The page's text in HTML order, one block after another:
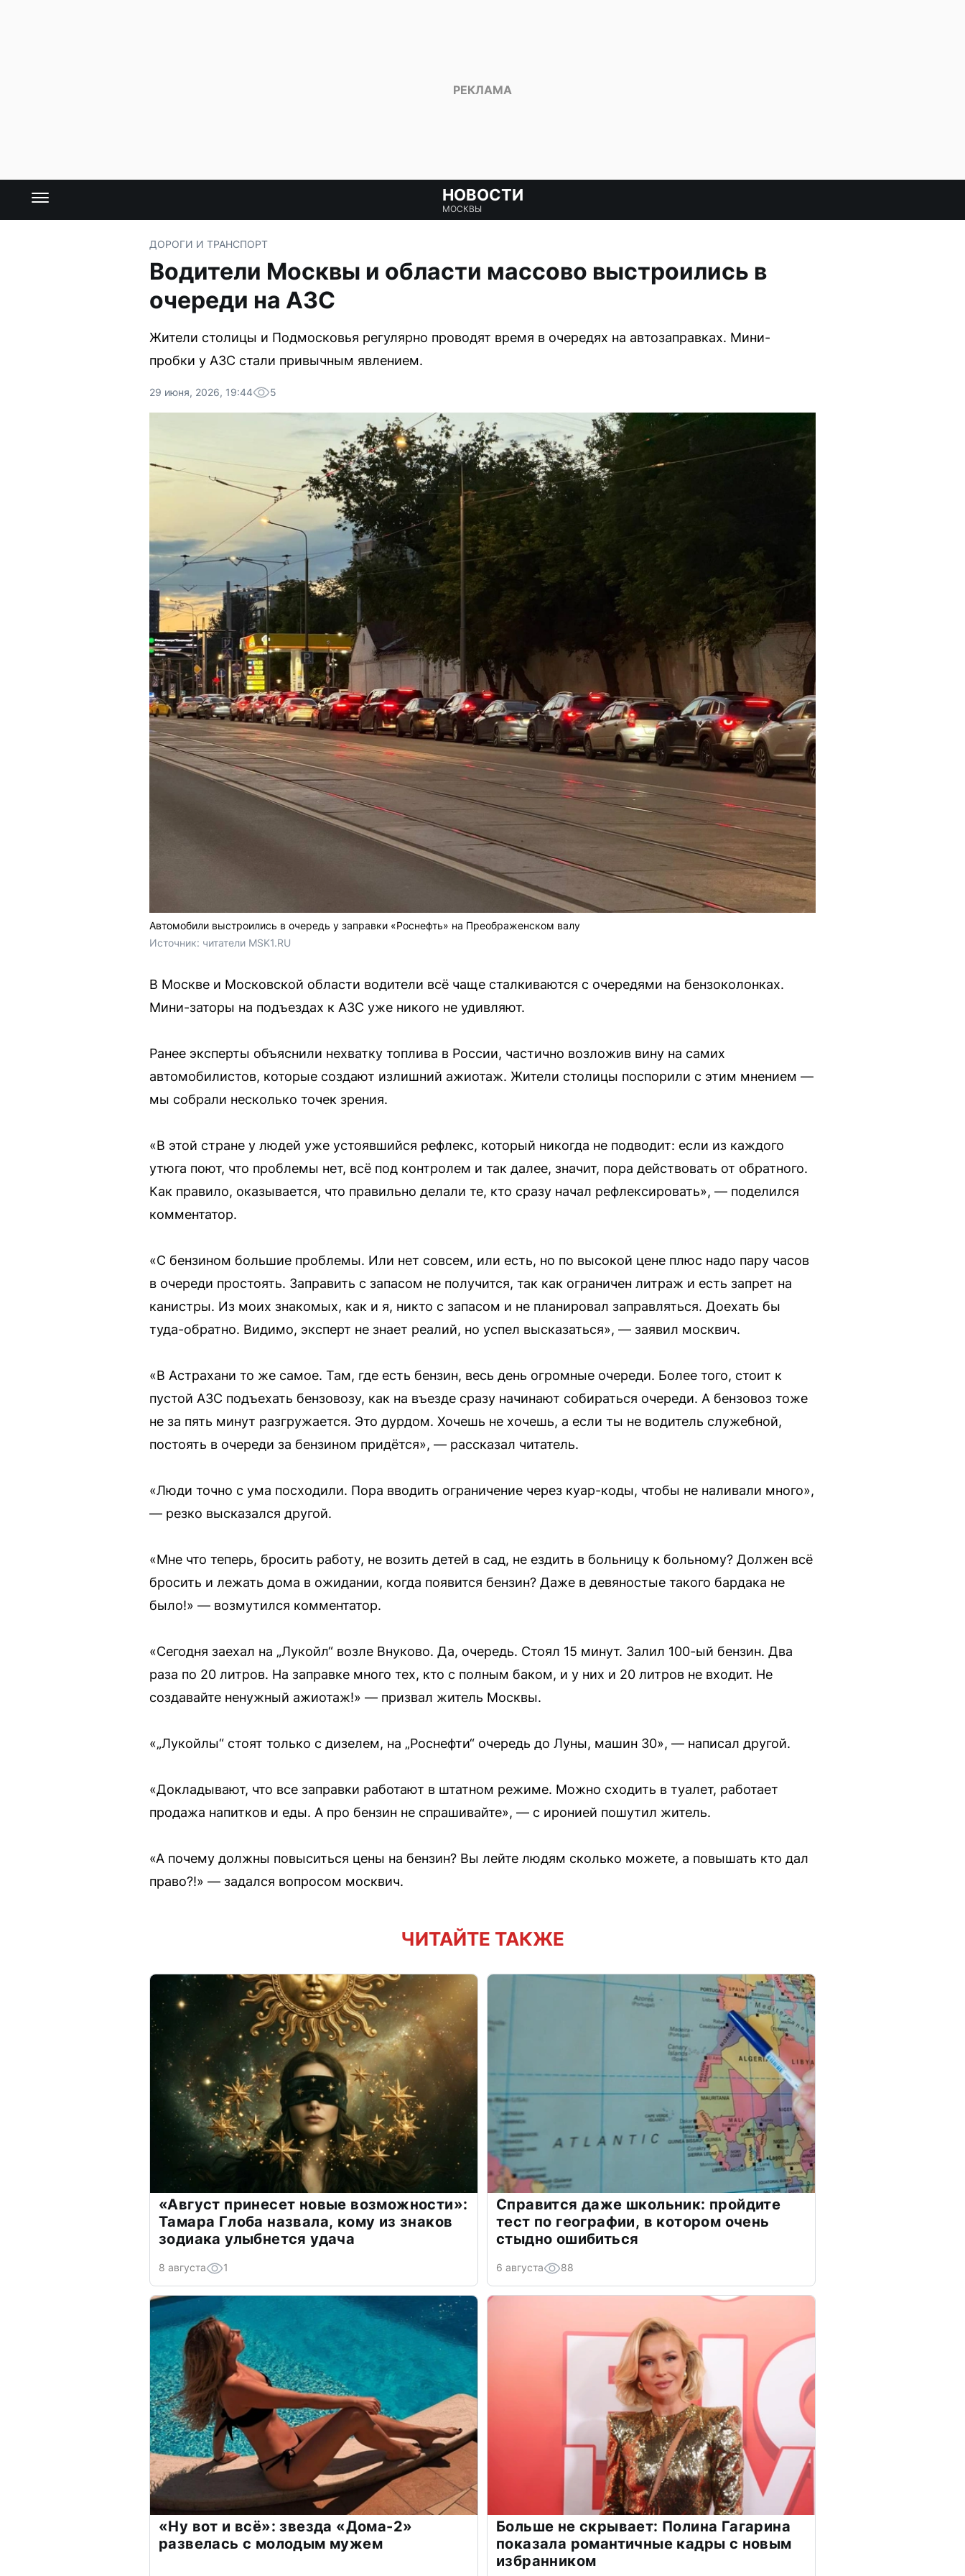
НОВОСТИ
МОСКВЫ
ДОРОГИ И ТРАНСПОРТ
Водители Москвы и области массово выстроились в
очереди на АЗС
Жители столицы и Подмосковья регулярно проводят время в очередях на автозаправках. Мини-
пробки у АЗС стали привычным явлением.
29 июня, 2026, 19:44 5
Автомобили выстроились в очередь у заправки «Роснефть» на Преображенском валу
Источник: читатели MSK1.RU
В Москве и Московской области водители всё чаще сталкиваются с очередями на бензоколонках.
Мини-заторы на подъездах к АЗС уже никого не удивляют.
Ранее эксперты объяснили нехватку топлива в России, частично возложив вину на самих
автомобилистов, которые создают излишний ажиотаж. Жители столицы поспорили с этим мнением —
мы собрали несколько точек зрения.
«В этой стране у людей уже устоявшийся рефлекс, который никогда не подводит: если из каждого
утюга поют, что проблемы нет, всё под контролем и так далее, значит, пора действовать от обратного.
Как правило, оказывается, что правильно делали те, кто сразу начал рефлексировать», — поделился
комментатор.
«С бензином большие проблемы. Или нет совсем, или есть, но по высокой цене плюс надо пару часов
в очереди простоять. Заправить с запасом не получится, так как ограничен литраж и есть запрет на
канистры. Из моих знакомых, как и я, никто с запасом и не планировал заправляться. Доехать бы
туда-обратно. Видимо, эксперт не знает реалий, но успел высказаться», — заявил москвич.
«В Астрахани то же самое. Там, где есть бензин, весь день огромные очереди. Более того, стоит к
пустой АЗС подъехать бензовозу, как на въезде сразу начинают собираться очереди. А бензовоз тоже
не за пять минут разгружается. Это дурдом. Хочешь не хочешь, а если ты не водитель служебной,
постоять в очереди за бензином придётся», — рассказал читатель.
«Люди точно с ума посходили. Пора вводить ограничение через куар-коды, чтобы не наливали много»,
— резко высказался другой.
«Мне что теперь, бросить работу, не возить детей в сад, не ездить в больницу к больному? Должен всё
бросить и лежать дома в ожидании, когда появится бензин? Даже в девяностые такого бардака не
было!» — возмутился комментатор.
«Сегодня заехал на „Лукойл“ возле Внуково. Да, очередь. Стоял 15 минут. Залил 100-ый бензин. Два
раза по 20 литров. На заправке много тех, кто с полным баком, и у них и 20 литров не входит. Не
создавайте ненужный ажиотаж!» — призвал житель Москвы.
«„Лукойлы“ стоят только с дизелем, на „Роснефти“ очередь до Луны, машин 30», — написал другой.
«Докладывают, что все заправки работают в штатном режиме. Можно сходить в туалет, работает
продажа напитков и еды. А про бензин не спрашивайте», — с иронией пошутил житель.
«А почему должны повыситься цены на бензин? Вы лейте людям сколько можете, а повышать кто дал
право?!» — задался вопросом москвич.
ЧИТАЙТЕ ТАКЖЕ
«Август принесет новые возможности»:
Тамара Глоба назвала, кому из знаков
зодиака улыбнется удача
8 августа 1
Справится даже школьник: пройдите
тест по географии, в котором очень
стыдно ошибиться
6 августа 88
«Ну вот и всё»: звезда «Дома-2»
развелась с молодым мужем
Больше не скрывает: Полина Гагарина
показала романтичные кадры с новым
избранником